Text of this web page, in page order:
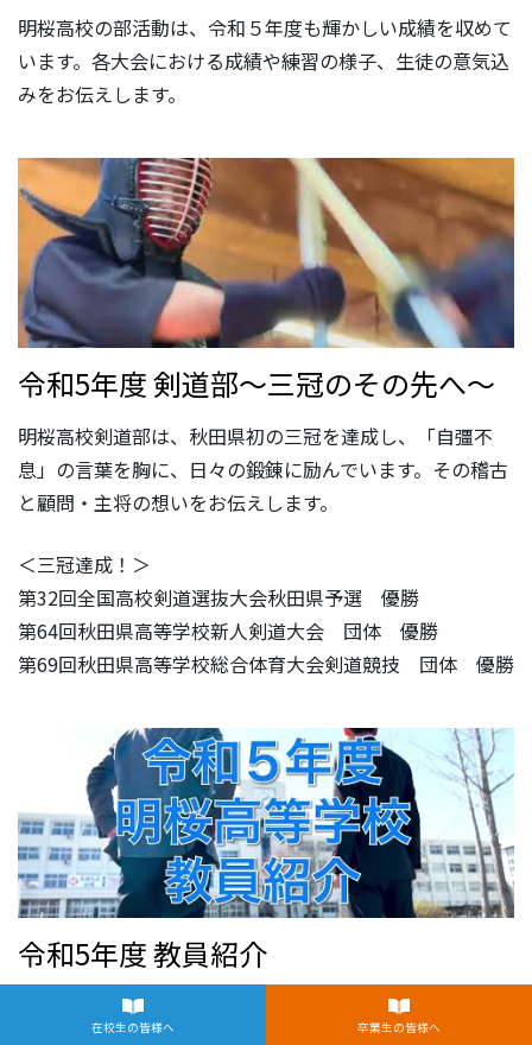
在校生の皆様へ 卒業生の皆様へ
明桜高校の部活動は、令和５年度も輝かしい成績を収めて
います。各大会における成績や練習の様子、生徒の意気込
みをお伝えします。
令和5年度 剣道部～三冠のその先へ～
明桜高校剣道部は、秋田県初の三冠を達成し、「自彊不
息」の言葉を胸に、日々の鍛錬に励んでいます。その稽古
と顧問・主将の想いをお伝えします。
＜三冠達成！＞
第32回全国高校剣道選抜大会秋田県予選 優勝
第64回秋田県高等学校新人剣道大会 団体 優勝
第69回秋田県高等学校総合体育大会剣道競技 団体 優勝
令和5年度 教員紹介
始業式終えて、令和5年度がスタートしました。 明桜高校
の教員は、生徒の夢や目標を全力で支援します。 ”生徒も